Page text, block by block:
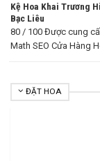
Kệ Hoa Khai Trương
Bạc Liêu
80 / 100 Được cung
Math SEO Cửa Hàng
ĐẶT HOA